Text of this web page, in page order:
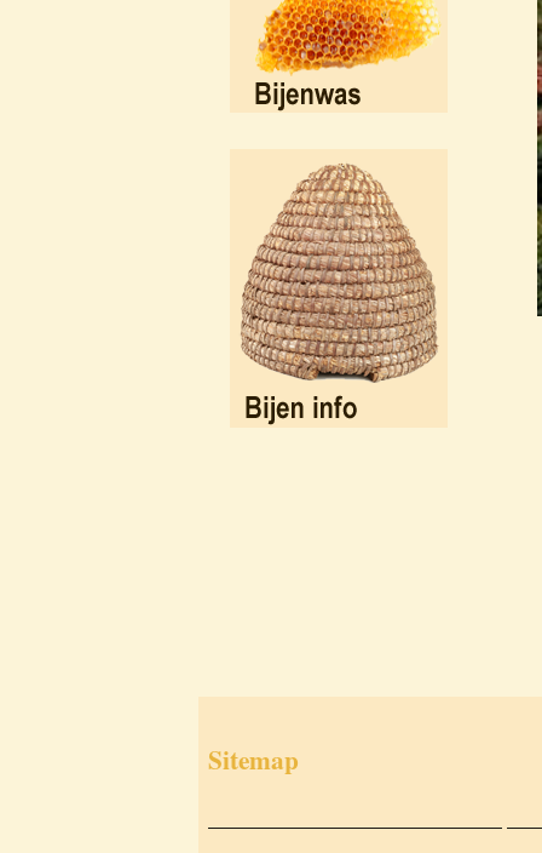
Sitemap